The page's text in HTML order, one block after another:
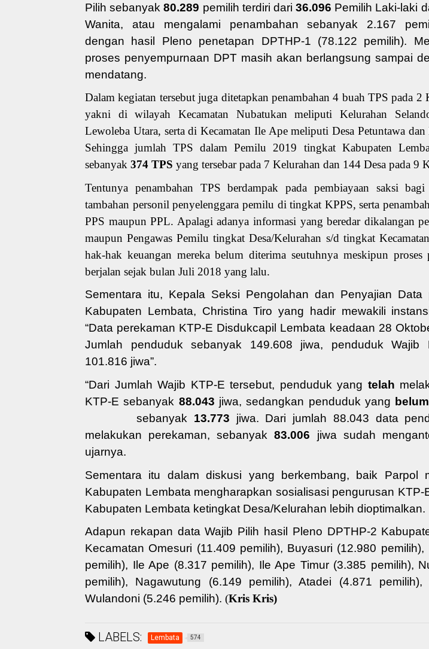
Pilih sebanyak80.289 pemilih terdiri dari36.096 Pemilih Laki-laki
Wanita, atau mengalami penambahan sebanyak 2.167
dengan hasil Pleno penetapan DPTHP-1 (78.122 pemilih).
proses penyempurnaan DPT masih akan berlangsung sampai
mendatang.
Dalam kegiatan tersebut juga ditetapkan penambahan 4 buah TPS pada 2
yakni di wilayah Kecamatan Nubatukan meliputi Kelurahan
Lewoleba Utara, serta di Kecamatan Ile Ape meliputi Desa Petuntawa
Sehingga jumlah TPS dalam Pemilu 2019 tingkat Kabupaten
sebanyak 374 TPS yang tersebar pada 7 Kelurahan dan 144 Desa pada 9
Tentunya penambahan TPS berdampak pada pembiayaan saksi
tambahan personil penyelenggara pemilu di tingkat KPPS, serta
PPS maupun PPL. Apalagi adanya informasi yang beredar dikalangan
maupun Pengawas Pemilu tingkat Desa/Kelurahan s/d tingkat
hak-hak keuangan mereka belum diterima seutuhnya meskipun
berjalan sejak bulan Juli 2018 yang lalu.
Sementara itu, Kepala Seksi Pengolahan dan Penyajian Data
Kabupaten Lembata, Christina Tiro yang hadir mewakili
“Data perekaman KTP-E Disdukcapil Lembata keadaan 28
Jumlah penduduk sebanyak 149.608 jiwa, penduduk Wajib
101.816 jiwa”.
“Dari Jumlah Wajib KTP-E tersebut, penduduk yang telah
KTP-Esebanyak 88.043 jiwa, sedangkan penduduk yang belum
sebanyak
13.773 jiwa. Dari jumlah 88.043 data
melakukan perekaman, sebanyak83.006 jiwa sudah
ujarnya.
Sementara itu dalam diskusi yang berkembang, baik Parpol
Kabupaten Lembata mengharapkan sosialisasi pengurusan KTP-
Kabupaten Lembata ketingkat Desa/Kelurahan lebih dioptimalkan.
Adapun rekapan data Wajib Pilih hasil Pleno DPTHP-2
Kecamatan Omesuri (11.409 pemilih), Buyasuri (12.980 pemilih),
pemilih), Ile Ape (8.317 pemilih), Ile Ape Timur (3.385 pemilih),
pemilih), Nagawutung (6.149 pemilih), Atadei (4.871 pemilih),
Wulandoni (5.246 pemilih). (Kris Kris)
LABELS: Lembata 574